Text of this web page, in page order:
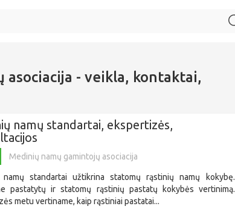
- veikla, kontaktai,
namų standartai, ekspertizės,
Medinių namų gamintojų asociacija
namų standartai užtikrina statomų rąstinių namų kokybę.
pastatytų ir statomų rąstinių pastatų kokybės vertinimą.
metu vertiname, kaip rąstiniai pastatai...